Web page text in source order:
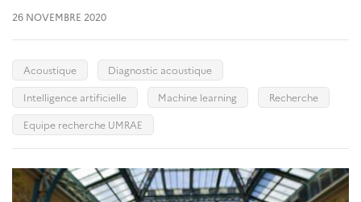
26 NOVEMBRE 2020
Acoustique
Diagnostic acoustique
Intelligence artificielle
Machine learning
Recherche
Equipe recherche UMRAE